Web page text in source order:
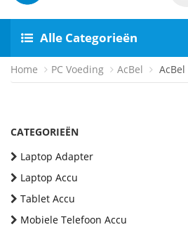
Alle Categorieën
Home PC Voeding AcBel AcBel
CATEGORIEËN
Laptop Adapter
Laptop Accu
Tablet Accu
Mobiele Telefoon Accu